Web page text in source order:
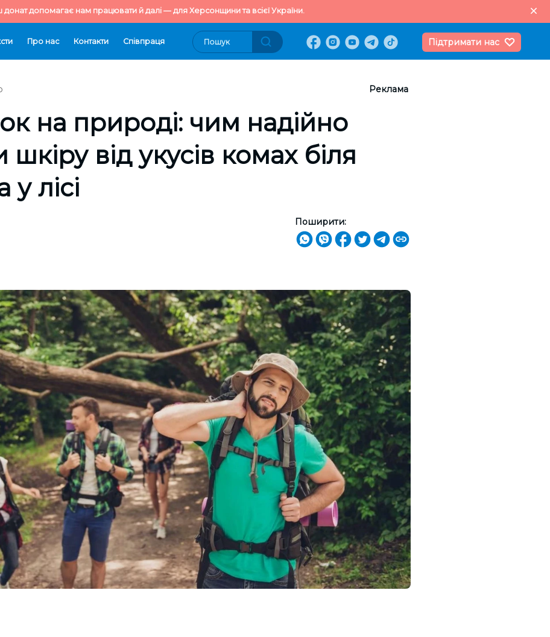
донат допомагає нам працювати й далі — для Херсонщини та всієї України.
Про нас Контакти Cпівпраця Підтримати нас
Реклама
на природі: чим надійно
шкіру від укусів комах біля
лісі
Поширити: